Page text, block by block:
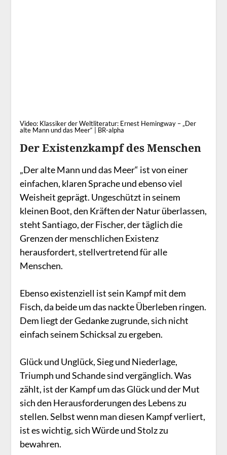
Video: Klassiker der Weltliteratur: Ernest Hemingway – „Der
alte Mann und das Meer“ | BR-alpha
Der Existenzkampf des Menschen
„Der alte Mann und das Meer“ ist von einer
einfachen, klaren Sprache und ebenso viel
Weisheit geprägt. Ungeschützt in seinem
kleinen Boot, den Kräften der Natur überlassen,
steht Santiago, der Fischer, der täglich die
Grenzen der menschlichen Existenz
herausfordert, stellvertretend für alle
Menschen.
Ebenso existenziell ist sein Kampf mit dem
Fisch, da beide um das nackte Überleben ringen.
Dem liegt der Gedanke zugrunde, sich nicht
einfach seinem Schicksal zu ergeben.
Glück und Unglück, Sieg und Niederlage,
Triumph und Schande sind vergänglich. Was
zählt, ist der Kampf um das Glück und der Mut
sich den Herausforderungen des Lebens zu
stellen. Selbst wenn man diesen Kampf verliert,
ist es wichtig, sich Würde und Stolz zu
bewahren.